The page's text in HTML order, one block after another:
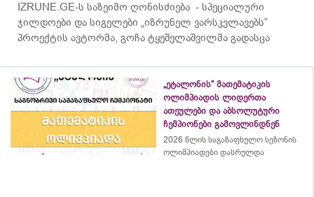
IZRUNE.GE-ს საზეიმო ღონისძიება - სპეციალური
ჯილდოები და სიგელები „იზრუნელ ვარსკვლავებს“
პროექტის ავტორმა, გოჩა ტყეშელაშვილმა გადასცა
„ეტალონის“ მათემატიკის
ოლიმპიადის ლიდერთა
ათეულები და აბსოლუტური
ჩემპიონები გამოვლინდნენ
2026 წლის საგაზაფხულო სეზონის
ოლიმპიადები დასრულდა